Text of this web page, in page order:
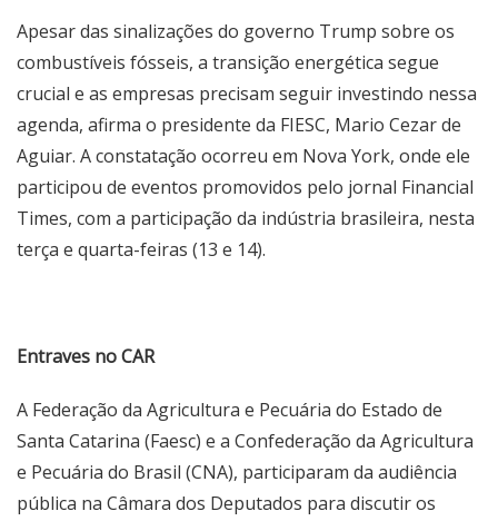
Apesar das sinalizações do governo Trump sobre os
combustíveis fósseis, a transição energética segue
crucial e as empresas precisam seguir investindo nessa
agenda, afirma o presidente da FIESC, Mario Cezar de
Aguiar. A constatação ocorreu em Nova York, onde ele
participou de eventos promovidos pelo jornal Financial
Times, com a participação da indústria brasileira, nesta
terça e quarta-feiras (13 e 14).
Entraves no CAR
A Federação da Agricultura e Pecuária do Estado de
Santa Catarina (Faesc) e a Confederação da Agricultura
e Pecuária do Brasil (CNA), participaram da audiência
pública na Câmara dos Deputados para discutir os